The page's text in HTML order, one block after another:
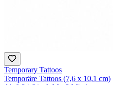
Temporary Tattoos
Temporäre Tattoos (7,6 x 10,1 cm)